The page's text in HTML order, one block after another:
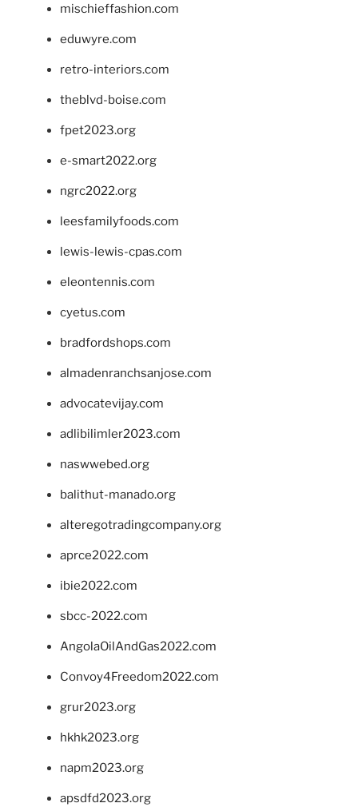
mischieffashion.com
eduwyre.com
retro-interiors.com
theblvd-boise.com
fpet2023.org
e-smart2022.org
ngrc2022.org
leesfamilyfoods.com
lewis-lewis-cpas.com
eleontennis.com
cyetus.com
bradfordshops.com
almadenranchsanjose.com
advocatevijay.com
adlibilimler2023.com
naswwebed.org
balithut-manado.org
alteregotradingcompany.org
aprce2022.com
ibie2022.com
sbcc-2022.com
AngolaOilAndGas2022.com
Convoy4Freedom2022.com
grur2023.org
hkhk2023.org
napm2023.org
apsdfd2023.org